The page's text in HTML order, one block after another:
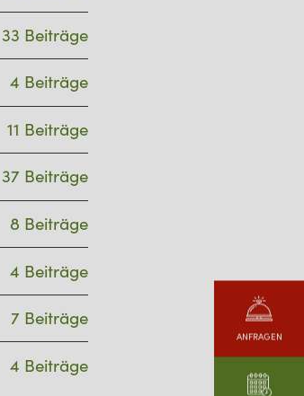
ANFRAGEN
33 Beiträge
4 Beiträge
11 Beiträge
37 Beiträge
8 Beiträge
4 Beiträge
7 Beiträge
4 Beiträge